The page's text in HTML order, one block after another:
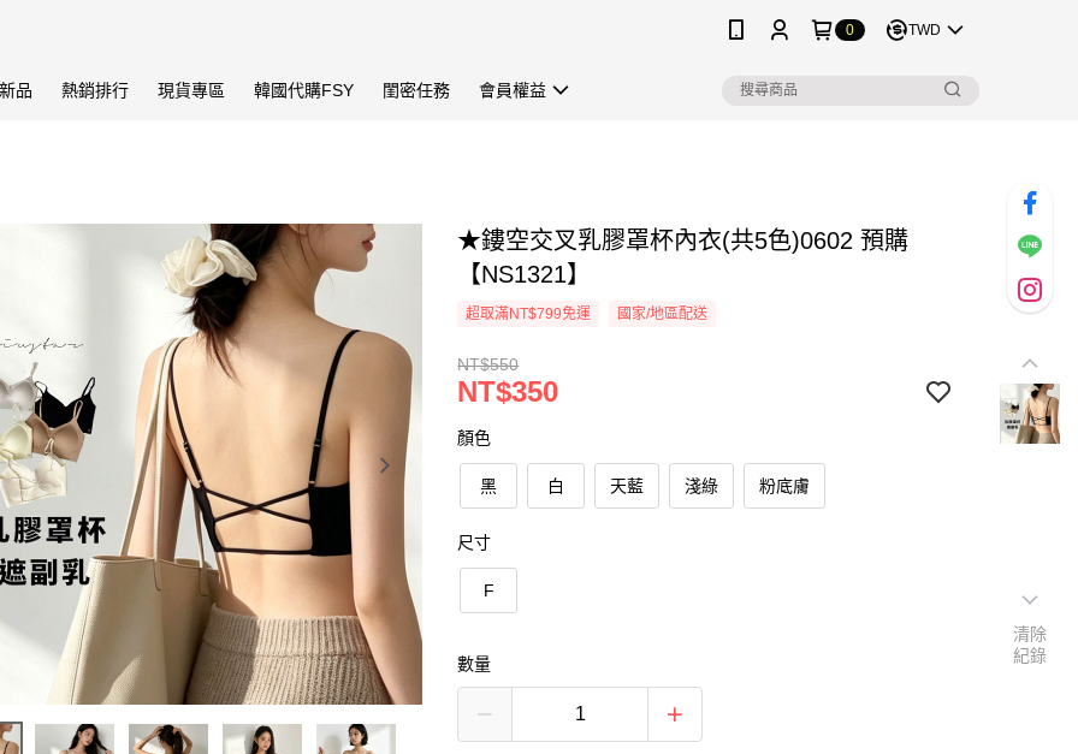
0 TWD
品 熱銷排行 現貨專區 韓國代購FSY 閨密任務 會員權益
★鏤空交叉乳膠罩杯內衣(共5色)0602 預購
【NS1321】
超取滿NT$799免運 國家/地區配送
NT$550
NT$350
顏色
黑 白 天藍 淺綠 粉底膚
尺寸
F
數量
清除
紀錄